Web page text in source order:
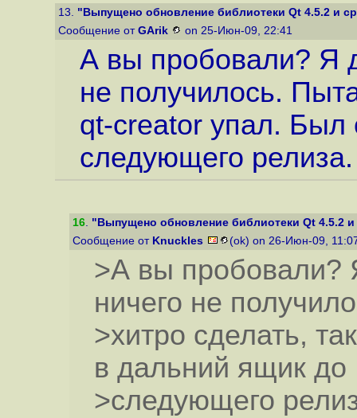
13. "Выпущено обновление библиотеки Qt 4.5.2 и
Сообщение от GArik on 25-Июн-09, 22:41
А вы пробовали? Я
не получилось.
qt-creator упал. Был
следующего релиза.
16. "Выпущено обновление библиотеки Qt 4.5.2
Сообщение от Knuckles (ok) on 26-Июн-09,
>А вы
ничего не
>хитро сделать,
в дальний ящик до
>следующего